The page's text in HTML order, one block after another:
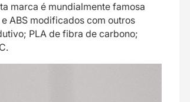
marca é mundialmente famosa
ABS modificados com outros
PLA de fibra de carbono;